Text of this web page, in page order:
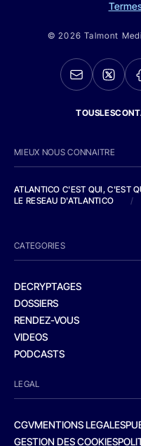
© 2026 Talmont
MIEUX NOUS CONNAITRE
ATLANTICO C'EST QUI, C'EST
LE RESEAU D'ATLANTICO
/
CATEGORIES
DECRYPTAGES
DOSSIERS
RENDEZ-VOUS
VIDEOS
PODCASTS
LEGAL
CGVMENTIONS LEGALES
GESTION DES COOKIES